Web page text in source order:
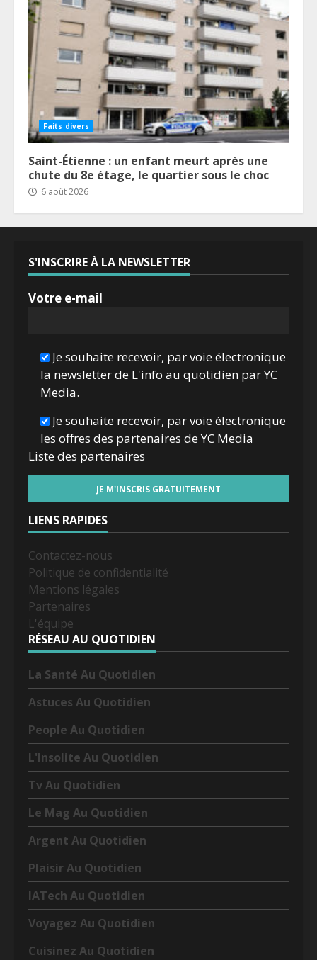
Faits divers
Saint-Étienne : un enfant meurt après une
chute du 8e étage, le quartier sous le choc
6 août 2026
S'INSCRIRE À LA NEWSLETTER
Votre e-mail
Je souhaite recevoir, par voie électronique
la newsletter de L'info au quotidien par YC
Media.
Je souhaite recevoir, par voie électronique
les offres des partenaires de YC Media
Liste des partenaires
LIENS RAPIDES
Contactez-nous
Politique de confidentialité
Mentions légales
Partenaires
L'équipe
RÉSEAU AU QUOTIDIEN
La Santé Au Quotidien
Astuces Au Quotidien
People Au Quotidien
L'Insolite Au Quotidien
Tv Au Quotidien
Le Mag Au Quotidien
Argent Au Quotidien
Plaisir Au Quotidien
IATech Au Quotidien
Voyagez Au Quotidien
Cuisinez Au Quotidien